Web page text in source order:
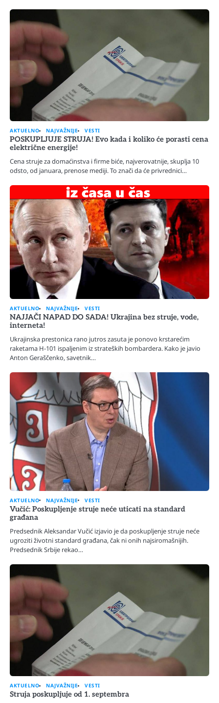
AKTUELNO NAJVAŽNIJE VESTI
POSKUPLJUJE STRUJA! Evo kada i koliko će porasti cena
električne energije!
Cena struje za domaćinstva i firme biće, najverovatnije, skuplja 10
odsto, od januara, prenose mediji. To znači da će privrednici…
AKTUELNO NAJVAŽNIJE VESTI
NAJJAČI NAPAD DO SADA! Ukrajina bez struje, vode,
interneta!
Ukrajinska prestonica rano jutros zasuta je ponovo krstarećim
raketama H-101 ispaljenim iz strateških bombardera. Kako je javio
Anton Geraščenko, savetnik…
AKTUELNO NAJVAŽNIJE VESTI
Vučić: Poskupljenje struje neće uticati na standard
građana
Predsednik Aleksandar Vučić izjavio je da poskupljenje struje neće
ugroziti životni standard građana, čak ni onih najsiromašnijih.
Predsednik Srbije rekao…
AKTUELNO NAJVAŽNIJE VESTI
Struja poskupljuje od 1. septembra